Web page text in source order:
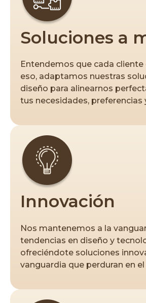
Soluciones a
Entendemos que cada cliente
eso, adaptamos nuestras
diseño para alinearnos
tus necesidades, preferencias
Innovación
Nos mantenemos a la
tendencias en diseño y
ofreciéndote soluciones
vanguardia que perduran en